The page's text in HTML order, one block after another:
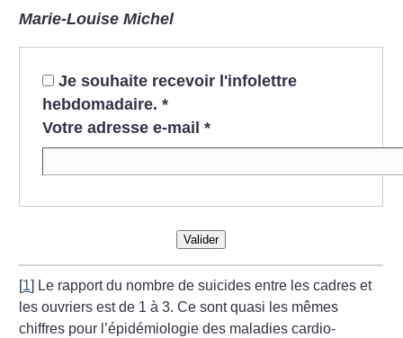
Marie-Louise Michel
Je souhaite recevoir l'infolettre
hebdomadaire. *
Votre adresse e-mail *
Valider
1 Le rapport du nombre de suicides entre les cadres et
les ouvriers est de 1 à 3. Ce sont quasi les mêmes
chiffres pour l’épidémiologie des maladies cardio-